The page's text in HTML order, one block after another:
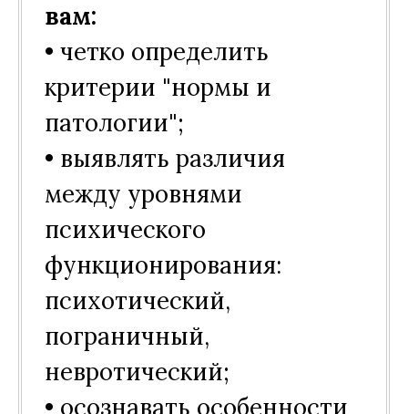
вам:
• четко определить
критерии "нормы и
патологии";
• выявлять различия
между уровнями
психического
функционирования:
психотический,
пограничный,
невротический;
• осознавать особенности